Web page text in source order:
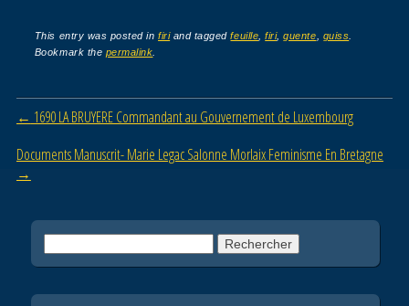
c
e
b
o
o
tt
er
ail
ta
er
This entry was posted infiriand taggedfeuille ,firi,guente guiss
Bookmark the permalink
Post navigation
← 1690 LA BRUYERE Commandant au Gouvernement de Luxembourg
Documents Manuscrit- Marie Legac Salonne Morlaix Feminisme En Bretagne
→